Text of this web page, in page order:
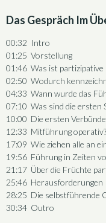
Das Gespräch Im
00:32 Intro
01:25 Vorstellung
01:46 Was ist partizipative
02:50 Wodurch
04:33 Wann wurde das
07:10 Was sind die ersten
10:00 Die ersten
12:33 Mitführung operativ?
17:09 Wie ziehen alle an
19:56 Führung in Zeiten
21:17 Über die Früchte
25:46 Herausforderungen
28:25 Die selbstführende
30:34 Outro